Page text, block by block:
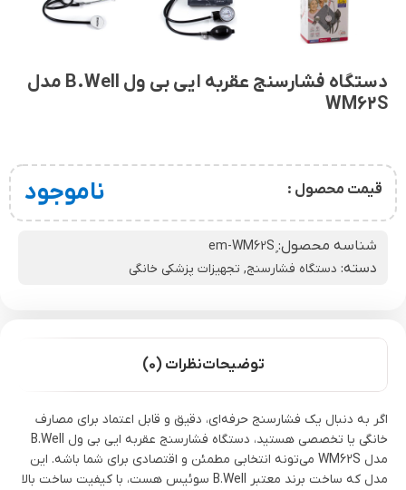
دستگاه فشارسنج عقربه ایی بی ول B.Well مدل
WM62S
قیمت محصول : ناموجود
شناسه محصول:
دسته: دستگاه فشارسنج, تجهیزات پزشکی خانگی
توضیحاتنظرات (0)
اگر به دنبال یک فشارسنج حرفه‌ای، دقیق و قابل اعتماد برای مصارف
خانگی یا تخصصی هستید، دستگاه فشارسنج عقربه ایی بی ول B.Well
مدل WM62S می‌تونه انتخابی مطمئن و اقتصادی برای شما باشه. این
مدل که ساخت برند معتبر B.Well سوئیس هست، با کیفیت ساخت بالا